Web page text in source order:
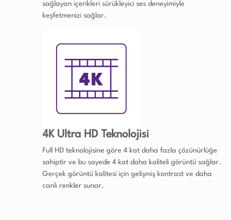
sağlayan içerikleri sürükleyici ses deneyimiyle
keşfetmenizi sağlar.
4K Ultra HD Teknolojisi
Full HD teknolojisine göre 4 kat daha fazla çözünürlüğe
sahiptir ve bu sayede 4 kat daha kaliteli görüntü sağlar.
Gerçek görüntü kalitesi için gelişmiş kontrast ve daha
canlı renkler sunar.